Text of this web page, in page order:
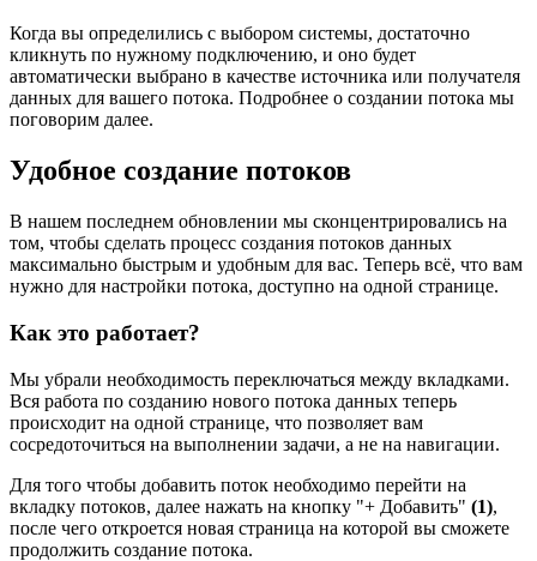
Когда вы определились с выбором системы, достаточно
кликнуть по нужному подключению, и оно будет
автоматически выбрано в качестве источника или получателя
данных для вашего потока. Подробнее о создании потока мы
поговорим далее.
Удобное создание потоков
В нашем последнем обновлении мы сконцентрировались на
том, чтобы сделать процесс создания потоков данных
максимально быстрым и удобным для вас. Теперь всё, что вам
нужно для настройки потока, доступно на одной странице.
Как это работает?
Мы убрали необходимость переключаться между вкладками.
Вся работа по созданию нового потока данных теперь
происходит на одной странице, что позволяет вам
сосредоточиться на выполнении задачи, а не на навигации.
Для того чтобы добавить поток необходимо перейти на
вкладку потоков, далее нажать на кнопку "+ Добавить" (1),
после чего откроется новая страница на которой вы сможете
продолжить создание потока.